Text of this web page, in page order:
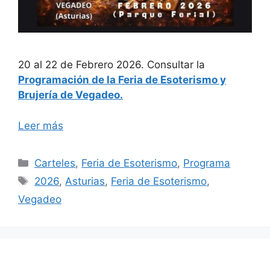
20 al 22 de Febrero 2026. Consultar la
Programación de la Feria de Esoterismo y
Brujería de Vegadeo.
Leer más
Categorías
Carteles, Feria de Esoterismo, Programa
Etiquetas
2026, Asturias, Feria de Esoterismo,
Vegadeo